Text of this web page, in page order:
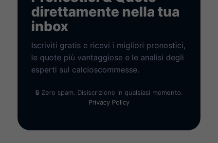
direttamente nella tua
inbox
Iscriviti gratis e ricevi i migliori pronostici,
le quote più vantaggiose e le analisi degli
esperti sul calcioscommesse.
🔒 Zero spam. Disiscrizione in qualsiasi momento.
Privacy Policy